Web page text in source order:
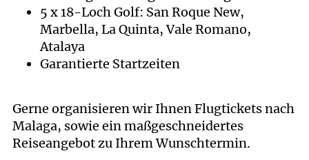
5 x 18-Loch Golf: San Roque New,
Marbella, La Quinta, Vale Romano,
Atalaya
Garantierte Startzeiten
Gerne organisieren wir Ihnen Flugtickets nach
Malaga, sowie ein maßgeschneidertes
Reiseangebot zu Ihrem Wunschtermin.